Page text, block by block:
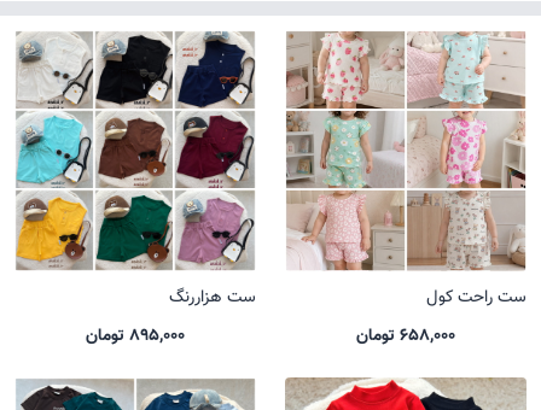
ست راحت کول
658,000 تومان
ست هزاررنگ
895,000 تومان